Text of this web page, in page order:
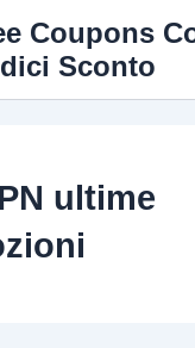
Coupons
Sconto
ultime